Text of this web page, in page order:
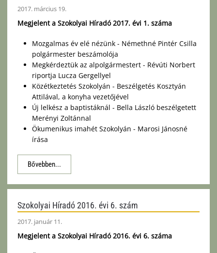
2017. március 19.
Megjelent a Szokolyai Híradó 2017. évi 1. száma
Mozgalmas év elé nézünk - Némethné Pintér Csilla
polgármester beszámolója
Megkérdeztük az alpolgármestert - Révúti Norbert
riportja Lucza Gergellyel
Közétkeztetés Szokolyán - Beszélgetés Kosztyán
Attilával, a konyha vezetőjével
Új lelkész a baptistáknál - Bella László beszélgetett
Merényi Zoltánnal
Ökumenikus imahét Szokolyán - Marosi Jánosné
írása
Bővebben...
Szokolyai Híradó 2016. évi 6. szám
2017. január 11.
Megjelent a Szokolyai Híradó 2016. évi 6. száma